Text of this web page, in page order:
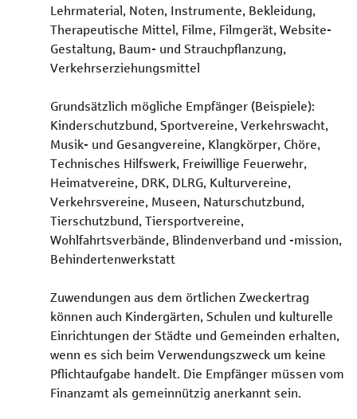
Lehrmaterial, Noten, Instrumente, Bekleidung,
Therapeutische Mittel, Filme, Filmgerät, Website-
Gestaltung, Baum- und Strauchpflanzung,
Verkehrserziehungsmittel
Grundsätzlich mögliche Empfänger (Beispiele):
Kinderschutzbund, Sportvereine, Verkehrswacht,
Musik- und Gesangvereine, Klangkörper, Chöre,
Technisches Hilfswerk, Freiwillige Feuerwehr,
Heimatvereine, DRK, DLRG, Kulturvereine,
Verkehrsvereine, Museen, Naturschutzbund,
Tierschutzbund, Tiersportvereine,
Wohlfahrtsverbände, Blindenverband und -mission,
Behindertenwerkstatt
Zuwendungen aus dem örtlichen Zweckertrag
können auch Kindergärten, Schulen und kulturelle
Einrichtungen der Städte und Gemeinden erhalten,
wenn es sich beim Verwendungszweck um keine
Pflichtaufgabe handelt. Die Empfänger müssen vom
Finanzamt als gemeinnützig anerkannt sein.